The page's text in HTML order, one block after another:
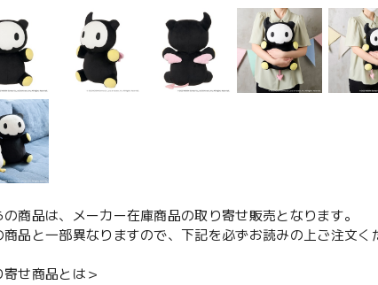
の商品は、メーカー在庫商品の取り寄せ販売となります。
商品と一部異なりますので、下記を必ずお読みの上ご注文く
寄せ商品とは＞